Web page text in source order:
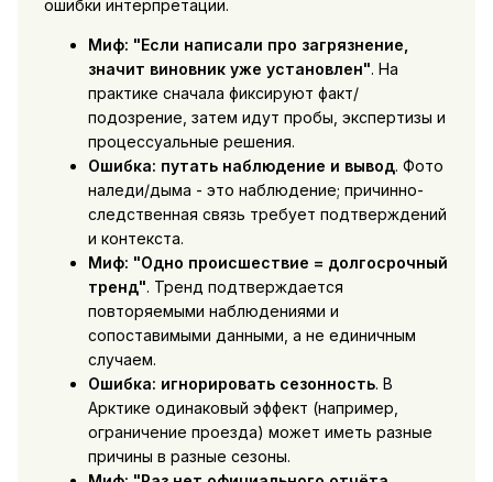
ошибки интерпретации.
Миф: "Если написали про загрязнение,
значит виновник уже установлен". На
практике сначала фиксируют факт/
подозрение, затем идут пробы, экспертизы и
процессуальные решения.
Ошибка: путать наблюдение и вывод. Фото
наледи/дыма - это наблюдение; причинно-
следственная связь требует подтверждений
и контекста.
Миф: "Одно происшествие = долгосрочный
тренд". Тренд подтверждается
повторяемыми наблюдениями и
сопоставимыми данными, а не единичным
случаем.
Ошибка: игнорировать сезонность. В
Арктике одинаковый эффект (например,
ограничение проезда) может иметь разные
причины в разные сезоны.